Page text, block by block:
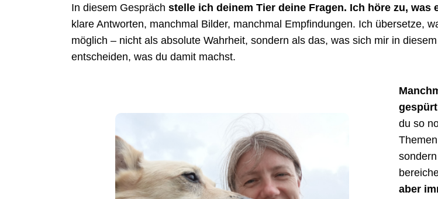
In diesem Gespräch stelle ich deinem Tier deine Fragen. Ich höre zu,
klare Antworten, manchmal Bilder, manchmal Empfindungen. Ich übersetze,
möglich – nicht als absolute Wahrheit, sondern als das, was sich mir in
entscheiden, was du damit machst.
du so
aber